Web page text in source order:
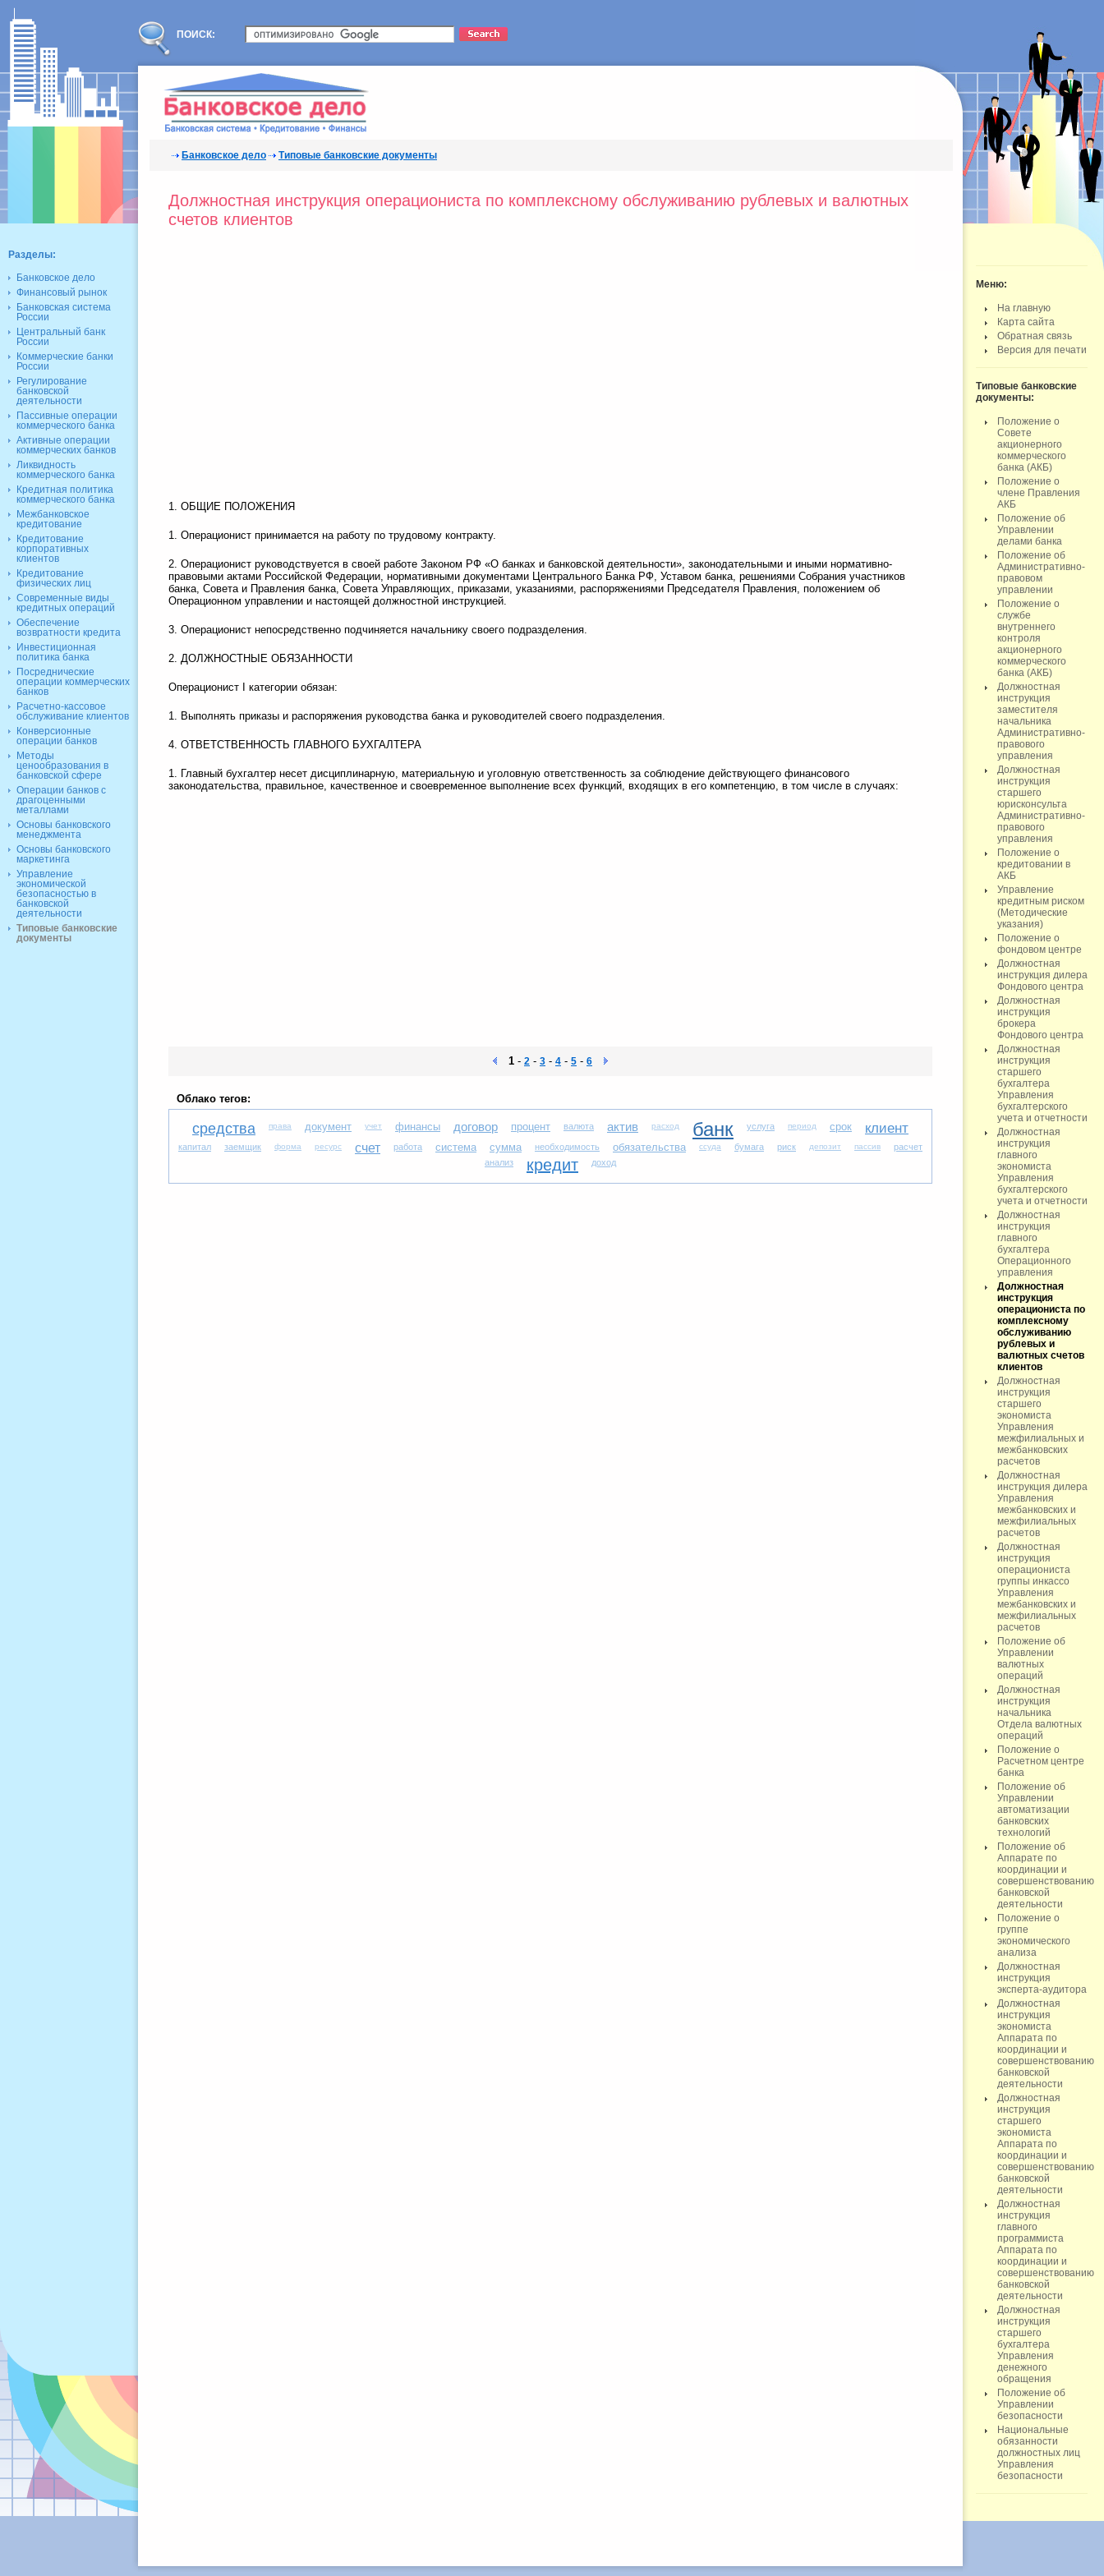
ПОИСК:
Банковское дело Типовые банковские документы
Должностная инструкция операциониста по комплексному обслуживанию рублевых и валютных
счетов клиентов
1. ОБЩИЕ ПОЛОЖЕНИЯ
1. Операционист принимается на работу по трудовому контракту.
2. Операционист руководствуется в своей работе Законом РФ «О банках и банковской деятельности», законодательными и иными нормативно-
правовыми актами Российской Федерации, нормативными документами Центрального Банка РФ, Уставом банка, решениями Собрания участников
банка, Совета и Правления банка, Совета Управляющих, приказами, указаниями, распоряжениями Председателя Правления, положением об
Операционном управлении и настоящей должностной инструкцией.
3. Операционист непосредственно подчиняется начальнику своего подразделения.
2. ДОЛЖНОСТНЫЕ ОБЯЗАННОСТИ
Операционист I категории обязан:
1. Выполнять приказы и распоряжения руководства банка и руководителей своего подразделения.
4. ОТВЕТСТВЕННОСТЬ ГЛАВНОГО БУХГАЛТЕРА
1. Главный бухгалтер несет дисциплинарную, материальную и уголовную ответственность за соблюдение действующего финансового
законодательства, правильное, качественное и своевременное выполнение всех функций, входящих в его компетенцию, в том числе в случаях:
1 - 2 - 3 - 4 - 5 - 6
Облако тегов:
средства права документ учет финансы договор процент валюта актив расход банк услуга период срок клиент
капитал заемщик форма ресурс счет работа система сумма необходимость обязательства ссуда бумага риск депозит пассив
расчет
анализ
кредит доход
Разделы:
Банковское дело
Финансовый рынок
Банковская система
России
Центральный банк
России
Коммерческие банки
России
Регулирование
банковской
деятельности
Пассивные операции
коммерческого банка
Активные операции
коммерческих банков
Ликвидность
коммерческого банка
Кредитная политика
коммерческого банка
Межбанковское
кредитование
Кредитование
корпоративных
клиентов
Кредитование
физических лиц
Современные виды
кредитных операций
Обеспечение
возвратности кредита
Инвестиционная
политика банка
Посреднические
операции коммерческих
банков
Расчетно-кассовое
обслуживание клиентов
Конверсионные
операции банков
Методы
ценообразования в
банковской сфере
Операции банков с
драгоценными
металлами
Основы банковского
менеджмента
Основы банковского
маркетинга
Управление
экономической
безопасностью в
банковской
деятельности
Типовые банковские
документы
Меню:
На главную
Карта сайта
Обратная связь
Версия для печати
Типовые банковские
документы:
Положение о
Совете
акционерного
коммерческого
банка (АКБ)
Положение о
члене Правления
АКБ
Положение об
Управлении
делами банка
Положение об
Административно-
правовом
управлении
Положение о
службе
внутреннего
контроля
акционерного
коммерческого
банка (АКБ)
Должностная
инструкция
заместителя
начальника
Административно-
правового
управления
Должностная
инструкция
старшего
юрисконсульта
Административно-
правового
управления
Положение о
кредитовании в
АКБ
Управление
кредитным риском
(Методические
указания)
Положение о
фондовом центре
Должностная
инструкция дилера
Фондового центра
Должностная
инструкция
брокера
Фондового центра
Должностная
инструкция
старшего
бухгалтера
Управления
бухгалтерского
учета и отчетности
Должностная
инструкция
главного
экономиста
Управления
бухгалтерского
учета и отчетности
Должностная
инструкция
главного
бухгалтера
Операционного
управления
Должностная
инструкция
операциониста по
комплексному
обслуживанию
рублевых и
валютных счетов
клиентов
Должностная
инструкция
старшего
экономиста
Управления
межфилиальных и
межбанковских
расчетов
Должностная
инструкция дилера
Управления
межбанковских и
межфилиальных
расчетов
Должностная
инструкция
операциониста
группы инкассо
Управления
межбанковских и
межфилиальных
расчетов
Положение об
Управлении
валютных
операций
Должностная
инструкция
начальника
Отдела валютных
операций
Положение о
Расчетном центре
банка
Положение об
Управлении
автоматизации
банковских
технологий
Положение об
Аппарате по
координации и
совершенствованию
банковской
деятельности
Положение о
группе
экономического
анализа
Должностная
инструкция
эксперта-аудитора
Должностная
инструкция
экономиста
Аппарата по
координации и
совершенствованию
банковской
деятельности
Должностная
инструкция
старшего
экономиста
Аппарата по
координации и
совершенствованию
банковской
деятельности
Должностная
инструкция
главного
программиста
Аппарата по
координации и
совершенствованию
банковской
деятельности
Должностная
инструкция
старшего
бухгалтера
Управления
денежного
обращения
Положение об
Управлении
безопасности
Национальные
обязанности
должностных лиц
Управления
безопасности